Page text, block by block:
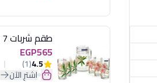
EGP565
4.5
(1)
اشترِ الآن